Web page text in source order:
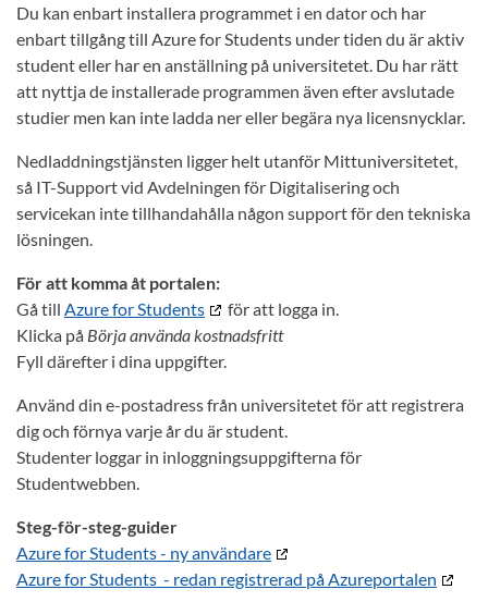
Du kan enbart installera programmet i en dator och har
enbart tillgång till Azure for Students under tiden du är aktiv
student eller har en anställning på universitetet. Du har rätt
att nyttja de installerade programmen även efter avslutade
studier men kan inte ladda ner eller begära nya licensnycklar.
Nedladdningstjänsten ligger helt utanför Mittuniversitetet,
så IT-Support vid Avdelningen för Digitalisering och
servicekan inte tillhandahålla någon support för den tekniska
lösningen.
För att komma åt portalen:
Gå till Azure for Students
för att logga in.
Klicka på Börja använda kostnadsfritt
Fyll därefter i dina uppgifter.
Använd din e-postadress från universitetet för att registrera
dig och förnya varje år du är student.
Studenter loggar in inloggningsuppgifterna för
Studentwebben.
Steg-för-steg-guider
Azure for Students - ny användare
Azure for Students - redan registrerad på Azureportalen